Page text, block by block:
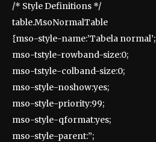
/* Style Definitions */
table.MsoNormalTable
{mso-style-name:’Tabela normal’;
mso-tstyle-rowband-size:0;
mso-tstyle-colband-size:0;
mso-style-noshow:yes;
mso-style-priority:99;
mso-style-qformat:yes;
mso-style-parent:”;